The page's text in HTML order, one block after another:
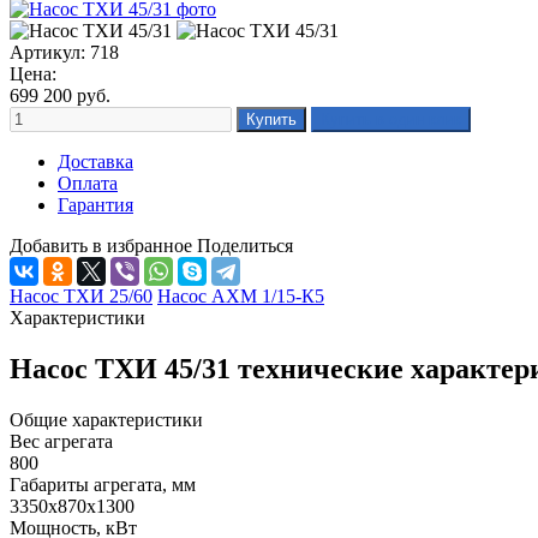
Артикул: 718
Цена:
699 200 руб.
Доставка
Оплата
Гарантия
Добавить в избранное Поделиться
Насос ТХИ 25/60 Насос АХМ 1/15-К5
Характеристики
Насос ТХИ 45/31 технические
Общие характеристики
Вес агрегата
800
Габариты агрегата, мм
3350х870х1300
Мощность, кВт